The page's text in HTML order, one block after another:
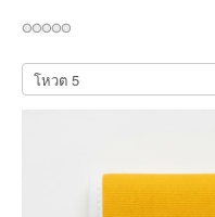
กรุณา
ให้